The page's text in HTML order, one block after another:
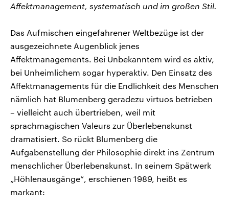
Affektmanagement, systematisch und im großen Stil.
Das Aufmischen eingefahrener Weltbezüge ist der
ausgezeichnete Augenblick jenes
Affektmanagements. Bei Unbekanntem wird es aktiv,
bei Unheimlichem sogar hyperaktiv. Den Einsatz des
Affektmanagements für die Endlichkeit des Menschen
nämlich hat Blumenberg geradezu virtuos betrieben
– vielleicht auch übertrieben, weil mit
sprachmagischen Valeurs zur Überlebenskunst
dramatisiert. So rückt Blumenberg die
Aufgabenstellung der Philosophie direkt ins Zentrum
menschlicher Überlebenskunst. In seinem Spätwerk
„Höhlenausgänge“, erschienen 1989, heißt es
markant: